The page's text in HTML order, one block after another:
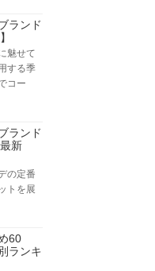
ランド
魅せて
する季
コー
ランド
新
の定番
トを展
60
ランキ